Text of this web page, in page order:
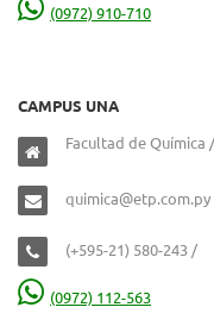
(0972) 910-710
CAMPUS UNA
Facultad de Química
quimica@etp.com.py
(+595-21) 580-243 /
(0972) 112-563